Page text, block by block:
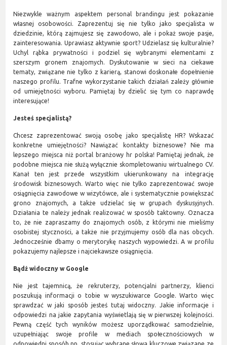
Niezwykle ważnym aspektem personal brandingu jest pokazanie
własnej osobowości. Zaprezentuj się nie tylko jako specjalista w
dziedzinie, którą zajmujesz się zawodowo, ale i pokaż swoje pasje,
zainteresowania. Uprawiasz aktywnie sport? Udzielasz się kulturalnie?
Uchyl rąbka prywatności i podziel się wybranymi elementami z
szerszym gronem znajomych. Dyskutowanie w sieci na ciekawe
tematy, związane nie tylko z karierą, stanowi doskonałe dopełnienie
naszego profilu. Trafne wykorzystanie takich działań zależy głównie
od umiejętności wyboru. Pamiętaj by dzielić się tym co naprawdę
interesujące!
Jesteś specjalistą?
Chcesz zaprezentować swoją osobę jako specjalistę HR? Wskazać
konkretne umiejętności? Nawiązać kontakty biznesowe? Nie ma
lepszego miejsca niż portal branżowy hr polska! Pamiętaj jednak, że
podobne miejsca nie służą wyłącznie skompletowaniu wirtualnego CV.
Kanał ten jest przede wszystkim ukierunkowany na integrację
środowisk biznesowych. Warto więc nie tylko zaprezentować swoje
osiągnięcia zawodowe w wizytówce, ale i systematycznie powiększać
grono znajomych, a także udzielać się w grupach dyskusyjnych.
Działania te należy jednak realizować w sposób taktowny. Oznacza
to, że nie zapraszamy do znajomych osób, z którymi nie mieliśmy
osobistej styczności, a także nie przyjmujemy osób dla nas obcych.
Jednocześnie dbamy o merytorykę naszych wypowiedzi. A w profilu
pokazujemy najlepsze i najciekawsze osiągnięcia.
Bądź widoczny w Google
Nie jest tajemnicą, że rekruterzy, potencjalni partnerzy, klienci
poszukują informacji o tobie w wyszukiwarce Google. Warto więc
sprawdzać w jaki sposób jesteś tutaj widoczny. Jakie informacje i
odpowiedzi na jakie zapytania wyświetlają się w pierwszej kolejności.
Pewną część tych wyników możesz uporządkować samodzielnie,
uzupełniając swoje profile w mediach społecznościowych w